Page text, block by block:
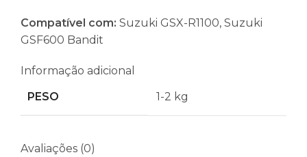
Compatível com: Suzuki GSX-R1100, Suzuki
GSF600 Bandit
Informação adicional
PESO
1-2 kg
Avaliações (0)